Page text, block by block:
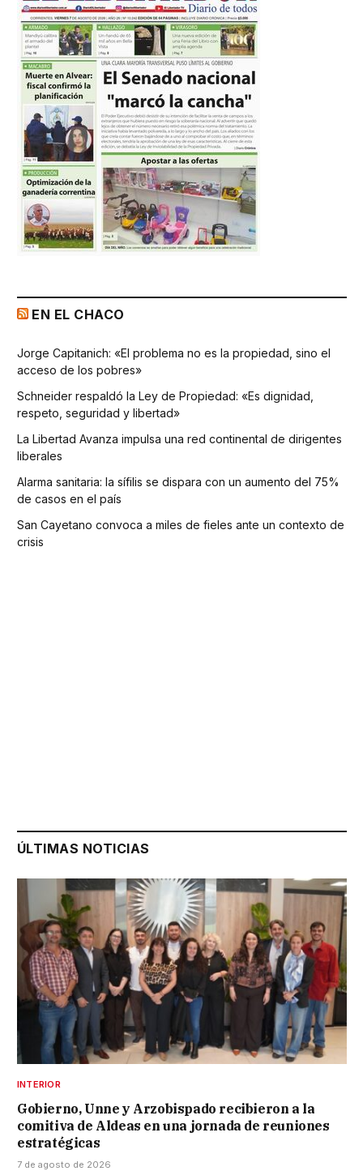
EN EL CHACO
Jorge Capitanich: «El problema no es la propiedad, sino el
acceso de los pobres»
Schneider respaldó la Ley de Propiedad: «Es dignidad,
respeto, seguridad y libertad»
La Libertad Avanza impulsa una red continental de dirigentes
liberales
Alarma sanitaria: la sífilis se dispara con un aumento del 75%
de casos en el país
San Cayetano convoca a miles de fieles ante un contexto de
crisis
ÚLTIMAS NOTICIAS
INTERIOR
Gobierno, Unne y Arzobispado recibieron a la
comitiva de Aldeas en una jornada de reuniones
estratégicas
7 de agosto de 2026